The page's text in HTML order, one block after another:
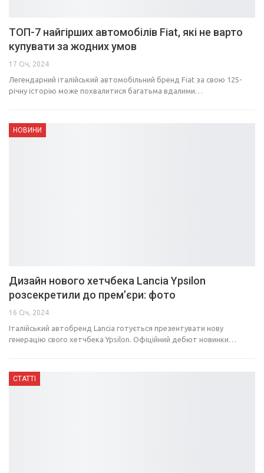
ТОП-7 найгірших автомобілів Fiat, які не варто
купувати за жодних умов
17 Січ, 2024
Легендарний італійський автомобільний бренд Fiat за свою 125-
річну історію може похвалитися багатьма вдалими…
НОВИНИ
Дизайн нового хетчбека Lancia Ypsilon
розсекретили до прем’єри: фото
16 Січ, 2024
Італійський автобренд Lancia готується презентувати нову
генерацію свого хетчбека Ypsilon. Офіційний дебют новинки…
СТАТТІ